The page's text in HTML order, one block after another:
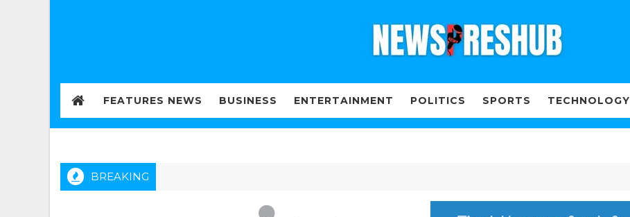
FEATURES NEWS BUSINESS ENTERTAINMENT POLITICS SPORTS TECHNOLOGY
BREAKING